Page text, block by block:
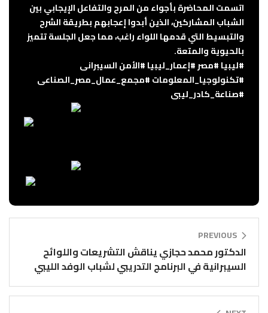
اتسمت المحاضرة بأجواء من المرح والتفاعل الإيجابي بين
الشباب المشاركين، الذين أبدوا إعجابهم بطريقة الشرح
والتبسيط التي قدمها اللواء راغب، مما جعل الجلسة تتميز
بالحيوية والمتعة.
#ليبيا#مصر#إعمار_ليبيا#الأمنالسيبرانى
#تكنولوجيا_المعلومات#مجمع_عمال_مصر_الصناعى
#صناعة_كادر_ليبى
PREVIOUS
الدكتور محمد حجازي يناقش التشريعات واللوائح
السيبرانية في البرنامج التدريبي لشباب الوفد الليبي